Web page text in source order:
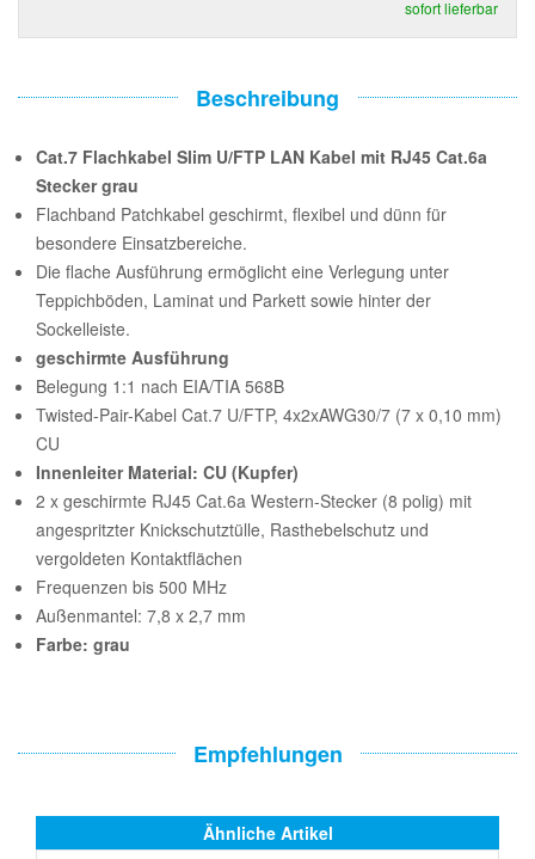
sofort lieferbar
Beschreibung
Cat.7 Flachkabel Slim U/FTP LAN Kabel mit RJ45 Cat.6a
Stecker grau
Flachband Patchkabel geschirmt, flexibel und dünn für
besondere Einsatzbereiche.
Die flache Ausführung ermöglicht eine Verlegung unter
Teppichböden, Laminat und Parkett sowie hinter der
Sockelleiste.
geschirmte Ausführung
Belegung 1:1 nach EIA/TIA 568B
Twisted-Pair-Kabel Cat.7 U/FTP, 4x2xAWG30/7 (7 x 0,10 mm)
CU
Innenleiter Material: CU (Kupfer)
2 x geschirmte RJ45 Cat.6a Western-Stecker (8 polig) mit
angespritzter Knickschutztülle, Rasthebelschutz und
vergoldeten Kontaktflächen
Frequenzen bis 500 MHz
Außenmantel: 7,8 x 2,7 mm
Farbe: grau
Empfehlungen
Ähnliche Artikel